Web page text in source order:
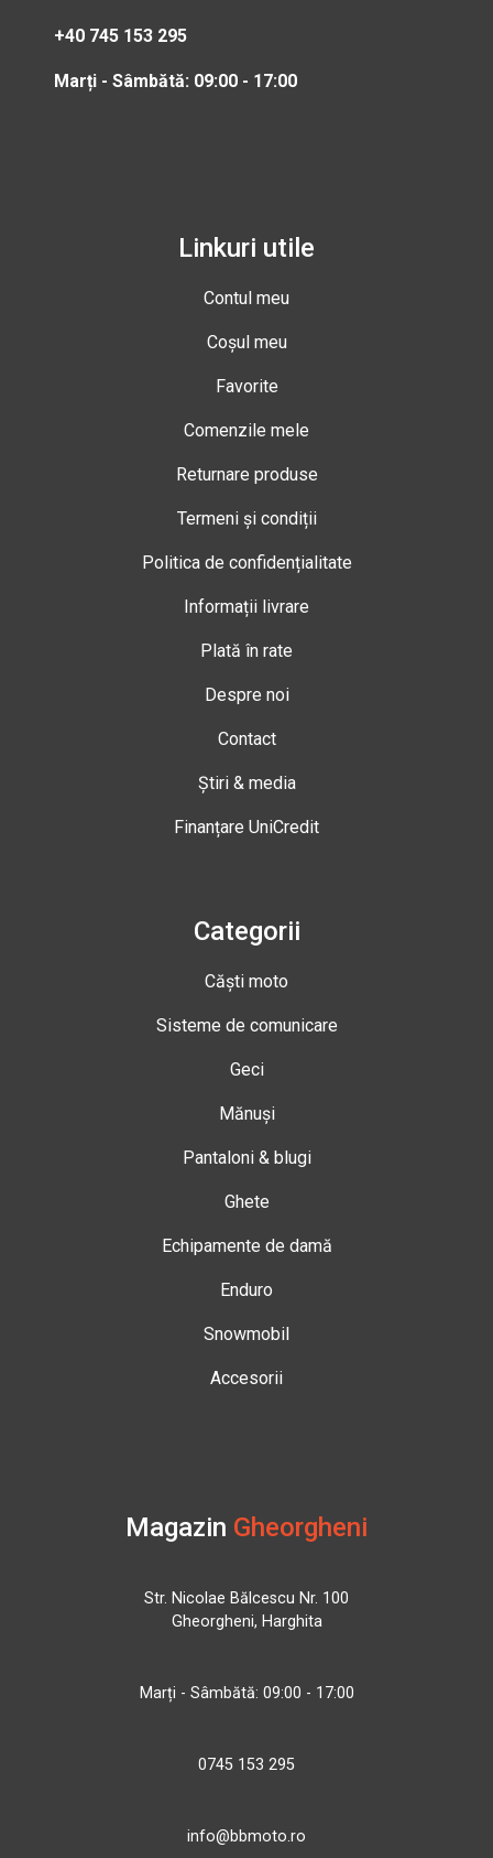
+40 745 153 295
Marți - Sâmbătă: 09:00 - 17:00
Linkuri utile
Contul meu
Coșul meu
Favorite
Comenzile mele
Returnare produse
Termeni și condiții
Politica de confidențialitate
Informații livrare
Plată în rate
Despre noi
Contact
Știri & media
Finanțare UniCredit
Categorii
Căști moto
Sisteme de comunicare
Geci
Mănuși
Pantaloni & blugi
Ghete
Echipamente de damă
Enduro
Snowmobil
Accesorii
Magazin Gheorgheni
Str. Nicolae Bălcescu Nr. 100
Gheorgheni, Harghita
Marți - Sâmbătă: 09:00 - 17:00
0745 153 295
info@bbmoto.ro